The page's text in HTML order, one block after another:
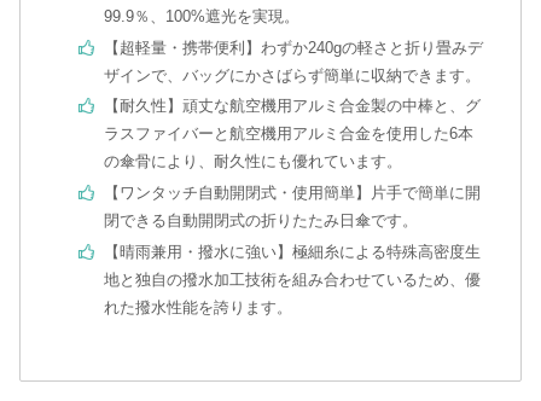
99.9％、100%遮光を実現。
【超軽量・携帯便利】わずか240gの軽さと折り畳みデ
ザインで、バッグにかさばらず簡単に収納できます。
【耐久性】頑丈な航空機用アルミ合金製の中棒と、グ
ラスファイバーと航空機用アルミ合金を使用した6本
の傘骨により、耐久性にも優れています。
【ワンタッチ自動開閉式・使用簡単】片手で簡単に開
閉できる自動開閉式の折りたたみ日傘です。
【晴雨兼用・撥水に強い】極細糸による特殊高密度生
地と独自の撥水加工技術を組み合わせているため、優
れた撥水性能を誇ります。